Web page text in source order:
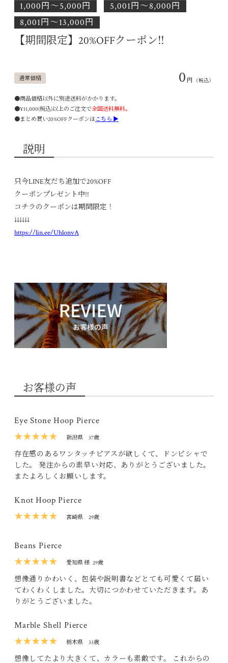
1,000円〜5,000円
5,001円〜8,000円
8,001円〜13,000円
【期間限定】20%OFFクーポン‼
通常価格 0 円 （税込）
●商品価格以外に別途送料がかかります。
●¥11,000(税込)以上のご注文で全国送料無料。
●まとめ買い20%OFFクーポンはこちら ▶
説明
只今LINE友だち追加で20%OFF
クーポンプレゼント中!!
コチラのクーポンは期間限定！
↓↓↓↓↓↓
https://lin.ee/UhlonvA
お客様の声
Eye Stone Hoop Pierce
★★★★★
新潟県 37歳
存在感のあるワンタッチピアスが欲しくて、ドンピシャで
した。 発注からの素早い対応、ありがとうございました。
またよろしくお願いします。
Knot Hoop Pierce
★★★★★
宮崎県 29歳
Beans Pierce
★★★★★
愛知県 様 29歳
想像通りかわいく、包装や説明書などとても可愛くて届い
てわくわくしました。大切につかわせていただきます。あ
りがとうございました。
Marble Shell Pierce
★★★★★
栃木県 33歳
想像してたより大きくて、カラーも素敵です。 これからの